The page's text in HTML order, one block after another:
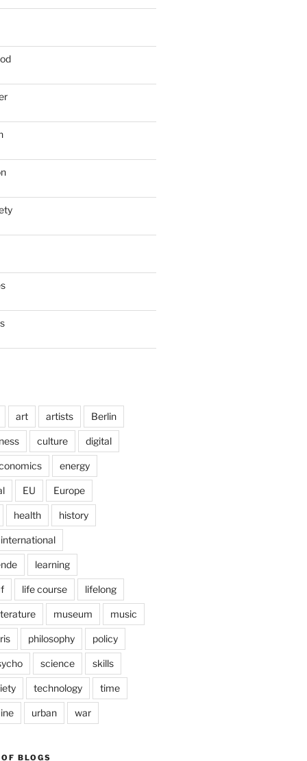
art artists Berlin
culture digital
energy
EU Europe
health history
international
learning
life course lifelong
museum music
philosophy policy
science skills
technology time
urban war
BLOGS